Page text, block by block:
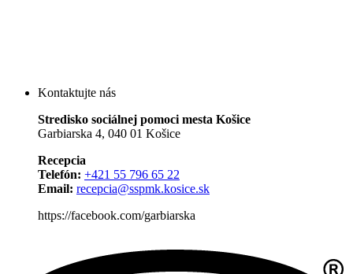
Kontaktujte nás
Stredisko sociálnej pomoci mesta Košice
Garbiarska 4, 040 01 Košice
Recepcia
Telefón: +421 55 796 65 22
Email: recepcia@sspmk.kosice.sk
https://facebook.com/garbiarska